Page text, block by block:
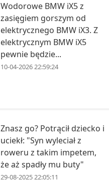
Wodorowe BMW iX5 z
zasięgiem gorszym od
elektrycznego BMW iX3. Z
elektrycznym BMW iX5
pewnie będzie...
10-04-2026 22:59:24
Znasz go? Potrącił dziecko i
uciekł: "Syn wyleciał z
roweru z takim impetem,
że aż spadły mu buty"
29-08-2025 22:05:11